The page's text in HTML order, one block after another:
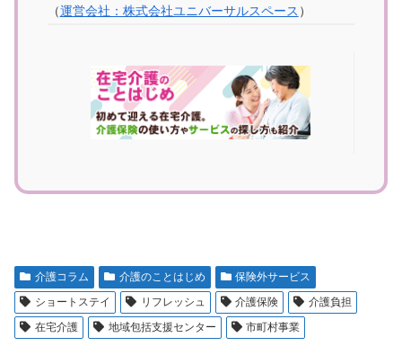
（運営会社：株式会社ユニバーサルスペース ）
介護コラム 介護のことはじめ
保険外サービス
ショートステイ
リフレッシュ 介護保険
介護負担
在宅介護
地域包括支援センター 市町村事業